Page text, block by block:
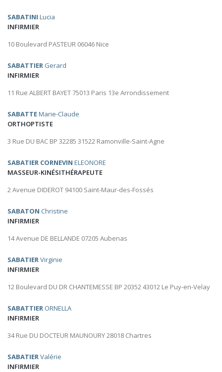
SABATINI Lucia
INFIRMIER
10 Boulevard PASTEUR 06046 Nice
SABATTIER Gerard
INFIRMIER
11 Rue ALBERT BAYET 75013 Paris 13e Arrondissement
SABATTEMarie-Claude
ORTHOPTISTE
3 Rue DU BAC BP 32285 31522 Ramonville-Saint-Agne
SABATIER CORNEVIN ELEONORE
MASSEUR-KINÉSITHÉRAPEUTE
2 Avenue DIDEROT 94100 Saint-Maur-des-Fossés
SABATON Christine
INFIRMIER
14 Avenue DE BELLANDE 07205 Aubenas
SABATIERVirginie
INFIRMIER
12 Boulevard DU DR CHANTEMESSE BP 20352 43012 Le Puy-en-Velay
SABATTIER ORNELLA
INFIRMIER
34 Rue DU DOCTEUR MAUNOURY 28018 Chartres
SABATIERValérie
INFIRMIER